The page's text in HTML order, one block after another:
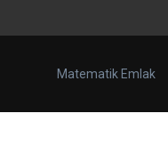
Matematik Emlak